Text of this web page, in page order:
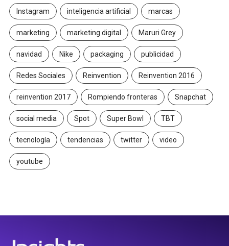
Instagram inteligencia artificial marcas
marketing marketing digital Maruri Grey
navidad Nike packaging publicidad
Redes Sociales Reinvention Reinvention 2016
reinvention 2017 Rompiendo fronteras Snapchat
social media Spot Super Bowl TBT
tecnología tendencias twitter video
youtube